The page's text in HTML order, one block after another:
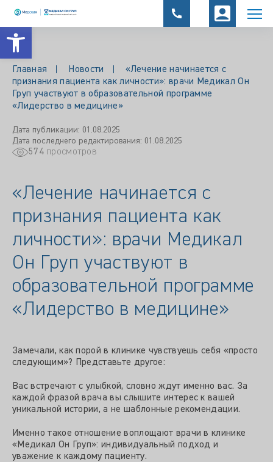
Открыть панель инструментов
Главная Новости
«Лечение начинается с
признания пациента как личности»: врачи Медикал Он
Груп участвуют в образовательной программе
«Лидерство в медицине»
Дата публикации: 01.08.2025
Дата последнего редактирования: 01.08.2025
574просмотров
«Лечение начинается с
признания пациента как
личности»: врачи Медикал
Он Груп участвуют в
образовательной программе
«Лидерство в медицине»
Замечали, как порой в клинике чувствуешь себя «просто
следующим»? Представьте другое:
Вас встречают с улыбкой, словно ждут именно вас. За
каждой фразой врача вы слышите интерес к вашей
уникальной истории, а не шаблонные рекомендации.
Именно такое отношение воплощают врачи в клинике
«Медикал Он Груп»: индивидуальный подход и
уважение к каждому пациенту.